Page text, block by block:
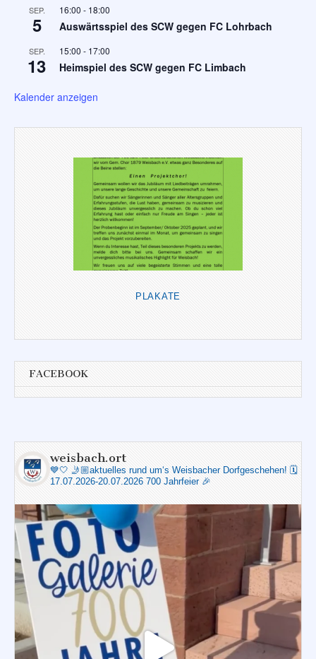
SEP.
5
16:00 - 18:00
Auswärtsspiel des SCW gegen FC Lohrbach
SEP.
13
15:00 - 17:00
Heimspiel des SCW gegen FC Limbach
Kalender anzeigen
PLAKATE
FACEBOOK
weisbach.ort
💙🤍 🤳🏼aktuelles rund um‘s Weisbacher Dorfgeschehen! 🗓️
17.07.2026-20.07.2026 700 Jahrfeier 🎉